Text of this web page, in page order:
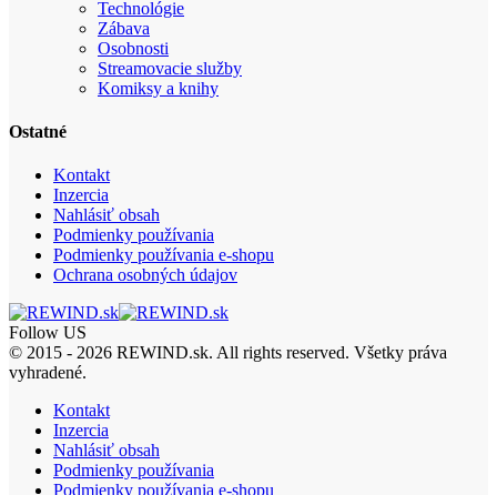
Technológie
Zábava
Osobnosti
Streamovacie služby
Komiksy a knihy
Ostatné
Kontakt
Inzercia
Nahlásiť obsah
Podmienky používania
Podmienky používania e-shopu
Ochrana osobných údajov
Follow US
© 2015 - 2026 REWIND.sk. All rights reserved. Všetky práva
vyhradené.
Kontakt
Inzercia
Nahlásiť obsah
Podmienky používania
Podmienky používania e-shopu